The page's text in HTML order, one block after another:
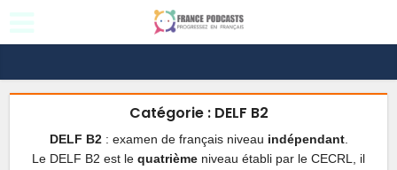
Catégorie : DELF B2
DELF B2: examen de français niveau indépendant.
Le DELF B2 est le quatrième niveau établi par le CECRL, il